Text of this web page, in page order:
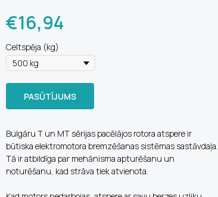
€16,94
Celtspēja (kg)
PASŪTĪJUMS
Bulgāru T un MT sērijas pacēlājos rotora atspere ir
būtiska elektromotora bremzēšanas sistēmas sastāvdaļa.
Tā ir atbildīga par mehānisma apturēšanu un
noturēšanu, kad strāva tiek atvienota.